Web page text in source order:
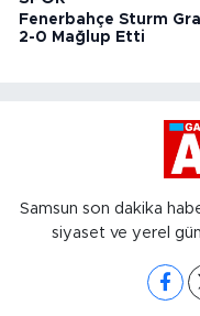
Fenerbahçe Sturm
2-0 Mağlup Etti
Samsun son dakika
siyaset ve yerel